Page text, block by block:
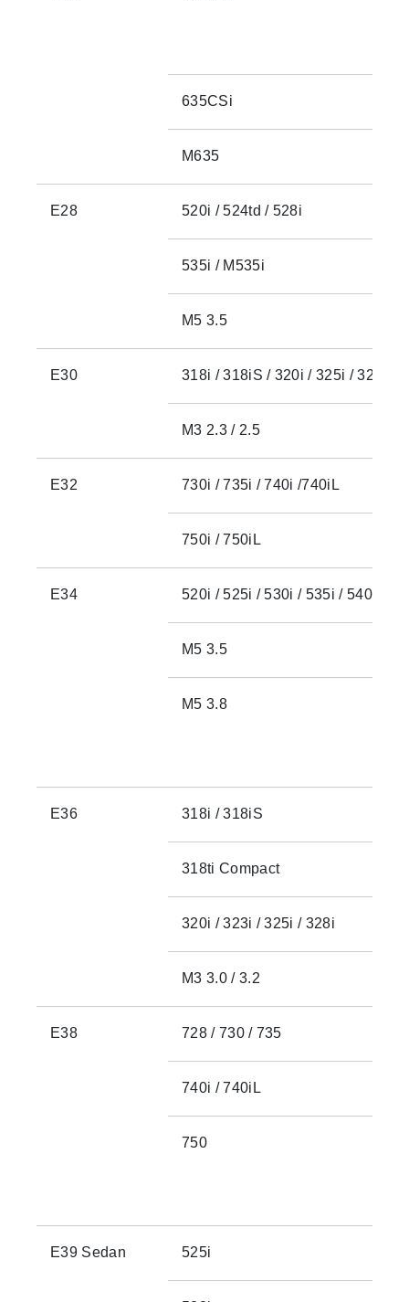
635CSi
M635
E28 520i / 524td / 528i
535i / M535i
M5 3.5
E30 318i / 318iS / 320i / 325i / 325iX
M3 2.3 / 2.5
E32 730i / 735i / 740i /740iL
750i / 750iL
E34 520i / 525i / 530i / 535i / 540i
M5 3.5
M5 3.8
E36 318i / 318iS
318ti Compact
320i / 323i / 325i / 328i
M3 3.0 / 3.2
E38 728 / 730 / 735
740i / 740iL
750
E39 Sedan 525i